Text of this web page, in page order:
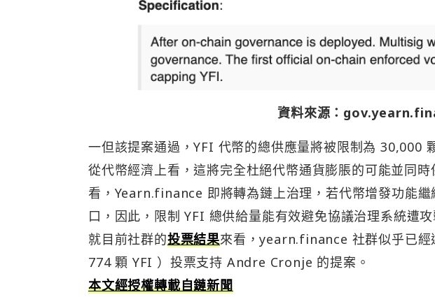
資料來源：
一但該提案通過，YFI 代幣的總供應量將被限制為 30,000
從代幣經濟上看，這將完全杜絕代幣通貨膨脹的可能並同
看，Yearn.finance 即將轉為鏈上治理，若代幣增發功能
口，因此，限制 YFI 總供給量能有效避免協議治理系統遭攻
就目前社群的投票結果來看，yearn.finance 社群似乎已經
774 顆 YFI ）投票支持 Andre Cronje 的提案。
本文經授權轉載自鏈新聞